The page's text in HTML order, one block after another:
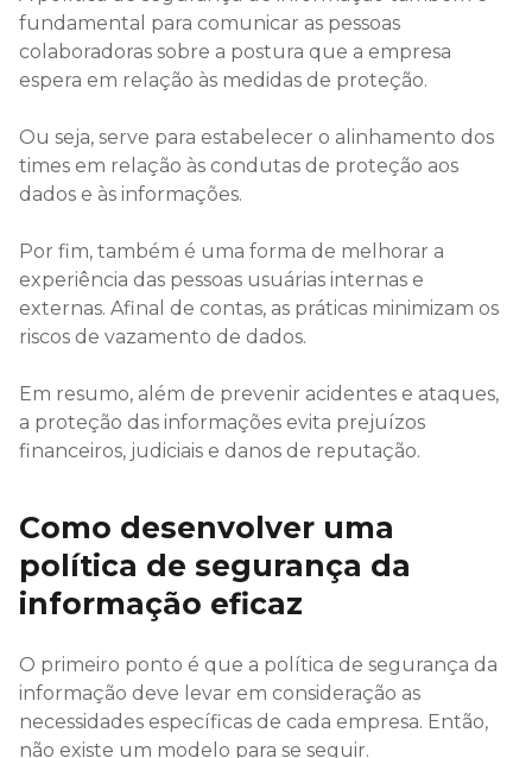
fundamental para comunicar as pessoas
colaboradoras sobre a postura que a empresa
espera em relação às medidas de proteção.
Ou seja, serve para estabelecer o alinhamento dos
times em relação às condutas de proteção aos
dados e às informações.
Por fim, também é uma forma de melhorar a
experiência das pessoas usuárias internas e
externas. Afinal de contas, as práticas minimizam os
riscos de vazamento de dados.
Em resumo, além de prevenir acidentes e ataques,
a proteção das informações evita prejuízos
financeiros, judiciais e danos de reputação.
Como desenvolver uma
política de segurança da
informação eficaz
O primeiro ponto é que a política de segurança da
informação deve levar em consideração as
necessidades específicas de cada empresa. Então,
não existe um modelo para se seguir.